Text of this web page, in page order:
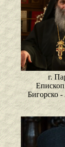
г.
Бигорско